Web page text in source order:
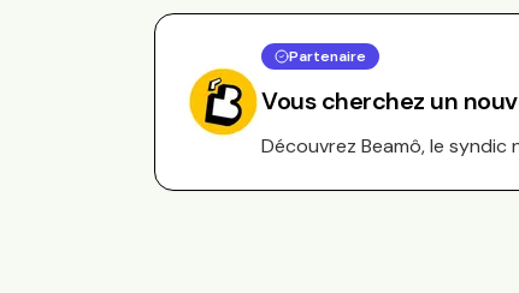
Partenaire
Vous cherchez un
Découvrez Beamô, le